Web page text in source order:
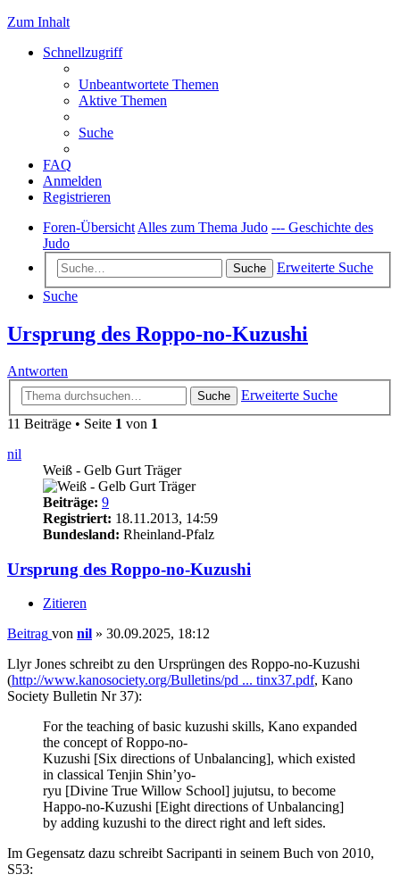
Zum Inhalt
Schnellzugriff
Unbeantwortete Themen
Aktive Themen
Suche
FAQ
Anmelden
Registrieren
Foren-Übersicht Alles zum Thema Judo --- Geschichte des
Judo
Suche
Erweiterte Suche
Suche
Ursprung des Roppo-no-Kuzushi
Antworten
Suche
Erweiterte Suche
11 Beiträge • Seite 1 von 1
nil
Weiß - Gelb Gurt Träger
Beiträge: 9
Registriert: 18.11.2013, 14:59
Bundesland: Rheinland-Pfalz
Ursprung des Roppo-no-Kuzushi
Zitieren
Beitrag von nil » 30.09.2025, 18:12
Llyr Jones schreibt zu den Ursprüngen des Roppo-no-Kuzushi
(http://www.kanosociety.org/Bulletins/pd ... tinx37.pdf, Kano
Society Bulletin Nr 37):
For the teaching of basic kuzushi skills, Kano expanded
the concept of Roppo-no-
Kuzushi [Six directions of Unbalancing], which existed
in classical Tenjin Shin’yo-
ryu [Divine True Willow School] jujutsu, to become
Happo-no-Kuzushi [Eight directions of Unbalancing]
by adding kuzushi to the direct right and left sides.
Im Gegensatz dazu schreibt Sacripanti in seinem Buch von 2010,
S53: